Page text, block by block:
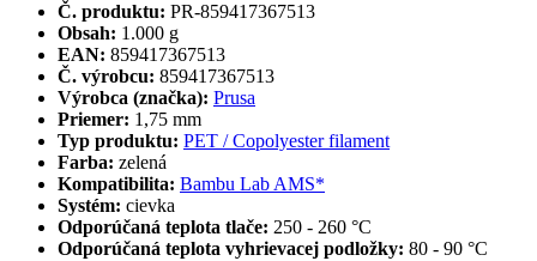
Č. produktu: PR-859417367513
Obsah: 1.000 g
EAN: 859417367513
Č. výrobcu: 859417367513
Výrobca (značka): Prusa
Priemer: 1,75 mm
Typ produktu: PET / Copolyester filament
Farba: zelená
Kompatibilita: Bambu Lab AMS*
Systém: cievka
Odporúčaná teplota tlače: 250 - 260 °C
Odporúčaná teplota vyhrievacej podložky: 80 - 90 °C